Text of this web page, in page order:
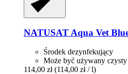
NATUSAT Aqua Vet
Środek dezynfekujący
Może być używany
114,00 zł (114,00 zł / l)